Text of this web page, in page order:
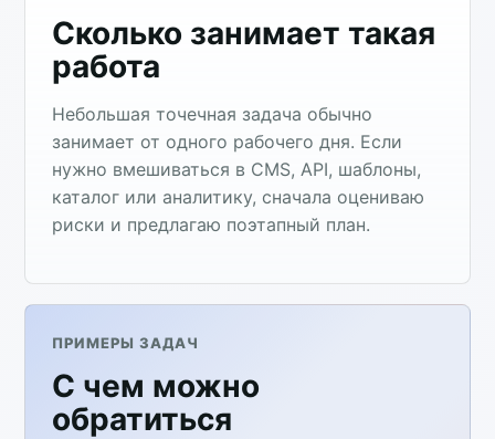
Сколько занимает такая
работа
Небольшая точечная задача обычно
занимает от одного рабочего дня. Если
нужно вмешиваться в CMS, API, шаблоны,
каталог или аналитику, сначала оцениваю
риски и предлагаю поэтапный план.
ПРИМЕРЫ ЗАДАЧ
С чем можно
обратиться